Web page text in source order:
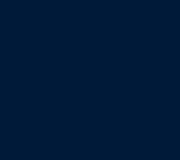
für Übersetzungen anzeigen